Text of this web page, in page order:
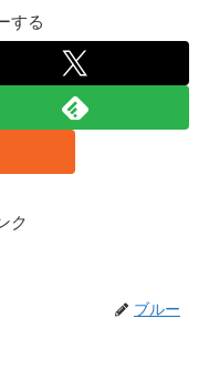
する
ク
ブルー